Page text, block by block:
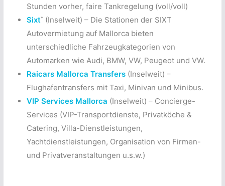
Stunden vorher, faire Tankregelung (voll/voll)
Sixt*(Inselweit) – Die Stationen der SIXT
Autovermietung auf Mallorca bieten
unterschiedliche Fahrzeugkategorien von
Automarken wie Audi, BMW, VW, Peugeot und VW.
Raicars Mallorca Transfers(Inselweit) –
Flughafentransfers mit Taxi, Minivan und Minibus.
VIP Services Mallorca (Inselweit) – Concierge-
Services (VIP-Transportdienste, Privatköche &
Catering, Villa-Dienstleistungen,
Yachtdienstleistungen, Organisation von Firmen-
und Privatveranstaltungen u.s.w.)